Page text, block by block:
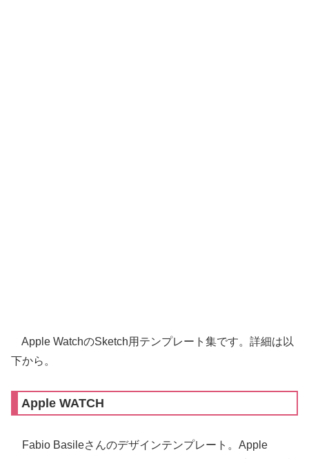
Apple WatchのSketch用テンプレート集です。詳細は以
下から。
Apple WATCH
Fabio Basileさんのデザインテンプレート。Apple